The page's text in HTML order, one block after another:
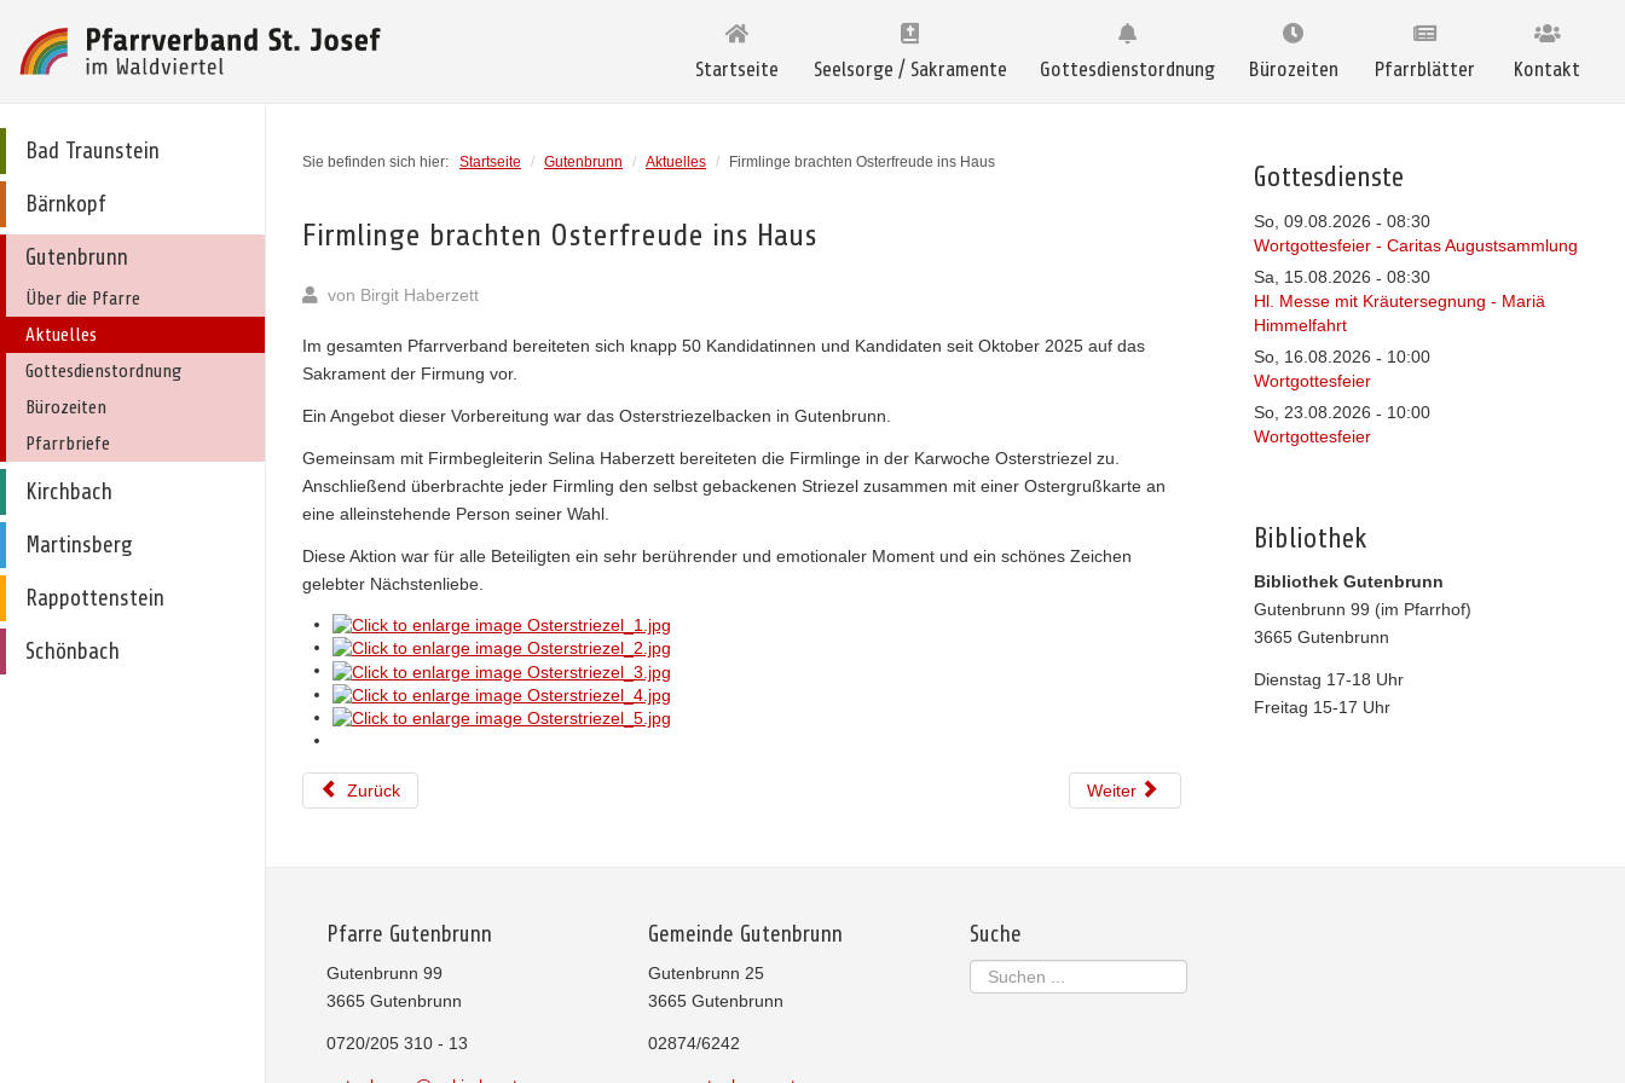
Startseite Seelsorge / Sakramente Gottesdienstordnung Bürozeiten Pfarrblätter Kontakt
Bad Traunstein
Bärnkopf
Gutenbrunn
Über die Pfarre
Aktuelles
Gottesdienstordnung
Bürozeiten
Pfarrbriefe
Kirchbach
Martinsberg
Rappottenstein
Schönbach
Sie befinden sich hier: Startseite / Gutenbrunn / Aktuelles / Firmlinge brachten Osterfreude ins Haus
Firmlinge brachten Osterfreude ins Haus
von Birgit Haberzett
Im gesamten Pfarrverband bereiteten sich knapp 50 Kandidatinnen und Kandidaten seit Oktober 2025 auf das
Sakrament der Firmung vor.
Ein Angebot dieser Vorbereitung war das Osterstriezelbacken in Gutenbrunn.
Gemeinsam mit Firmbegleiterin Selina Haberzett bereiteten die Firmlinge in der Karwoche Osterstriezel zu.
Anschließend überbrachte jeder Firmling den selbst gebackenen Striezel zusammen mit einer Ostergrußkarte an
eine alleinstehende Person seiner Wahl.
Diese Aktion war für alle Beteiligten ein sehr berührender und emotionaler Moment und ein schönes Zeichen
gelebter Nächstenliebe.
Zurück Weiter
Gottesdienste
So, 09.08.2026 - 08:30
Wortgottesfeier - Caritas Augustsammlung
Sa, 15.08.2026 - 08:30
Hl. Messe mit Kräutersegnung - Mariä
Himmelfahrt
So, 16.08.2026 - 10:00
Wortgottesfeier
So, 23.08.2026 - 10:00
Wortgottesfeier
Bibliothek
Bibliothek Gutenbrunn
Gutenbrunn 99 (im Pfarrhof)
3665 Gutenbrunn
Dienstag 17-18 Uhr
Freitag 15-17 Uhr
Pfarre Gutenbrunn
Gutenbrunn 99
3665 Gutenbrunn
0720/205 310 - 13
Gemeinde Gutenbrunn
Gutenbrunn 25
3665 Gutenbrunn
02874/6242
Suche
Suchen
...